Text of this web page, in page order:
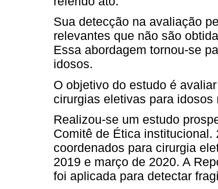
Sua detecção na avaliação
relevantes que não são
Essa abordagem tornou-se
idosos.
O objetivo do estudo é
cirurgias eletivas para
Realizou-se um estudo
Comitê de Ética
coordenados para cirurgia
2019 e março de 2020. A
foi aplicada para detectar